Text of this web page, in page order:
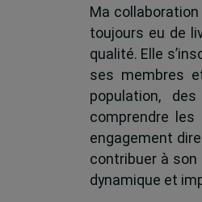
Ma collaboration
toujours eu de
qualité. Elle
ses membres
population,
comprendre les
engagement
contribuer à son
dynamique et